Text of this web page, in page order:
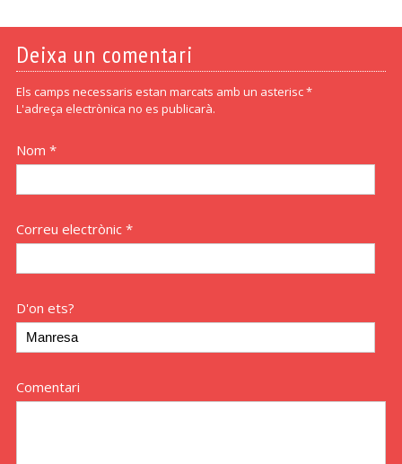
Deixa un comentari
Els camps necessaris estan marcats amb un asterisc *
L'adreça electrònica no es publicarà.
Nom *
Correu electrònic *
D'on ets?
Comentari